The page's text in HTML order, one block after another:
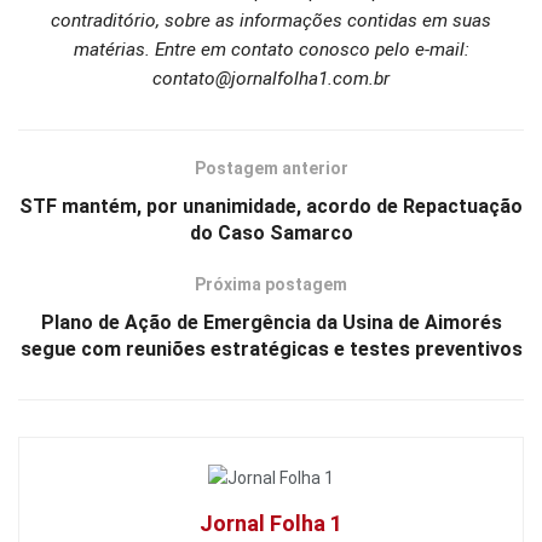
contraditório, sobre as informações contidas em suas
matérias. Entre em contato conosco pelo e-mail:
contato@jornalfolha1.com.br
Postagem anterior
STF mantém, por unanimidade, acordo de Repactuação
do Caso Samarco
Próxima postagem
Plano de Ação de Emergência da Usina de Aimorés
segue com reuniões estratégicas e testes preventivos
Jornal Folha 1